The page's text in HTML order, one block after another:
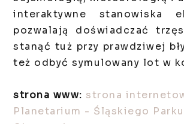
interaktywne stanowiska
pozwalają doświadczać
stanąć tuż przy prawdziwej
też odbyć symulowany lot w
strona www:strona
Planetarium - Śląskiego